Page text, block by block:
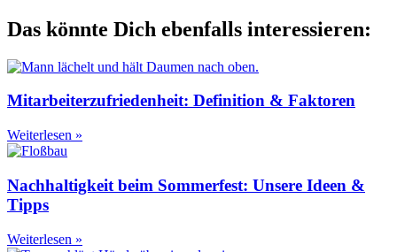
Das könnte Dich ebenfalls interessieren:
Mitarbeiterzufriedenheit: Definition & Faktoren
Weiterlesen »
Nachhaltigkeit beim Sommerfest: Unsere Ideen &
Tipps
Weiterlesen »